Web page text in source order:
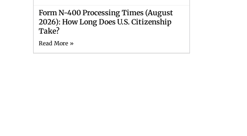
Form N-400 Processing Times (August
2026): How Long Does U.S. Citizenship
Take?
Read More »